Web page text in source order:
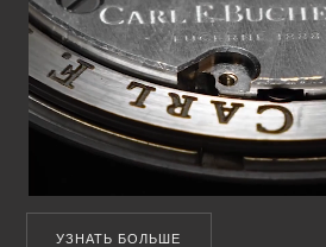
УЗНАТЬ БОЛЬШЕ